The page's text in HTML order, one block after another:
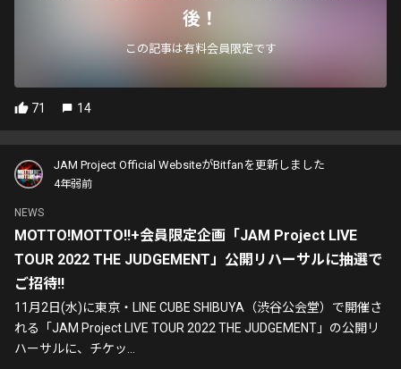
後！
この記事は有料会員限定です
71 14
JAM Project Official WebsiteがBitfanを更新しました
4年弱前
NEWS
MOTTO!MOTTO!!+会員限定企画「JAM Project LIVE
TOUR 2022 THE JUDGEMENT」公開リハーサルに抽選で
ご招待!!
11月2日(水)に東京・LINE CUBE SHIBUYA（渋谷公会堂）で開催さ
れる「JAM Project LIVE TOUR 2022 THE JUDGEMENT」の公開リ
ハーサルに、チケッ...